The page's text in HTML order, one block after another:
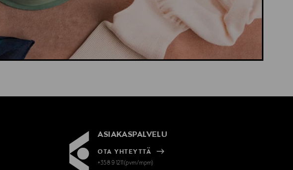
ASIAKASPALVELU
OTA YHTEYTTÄ
+358 9 1211(pvm/mpm)